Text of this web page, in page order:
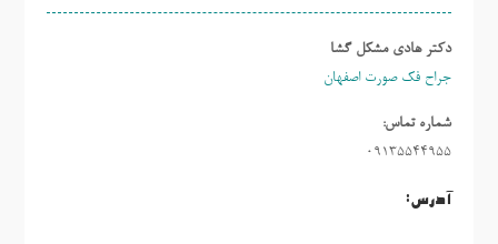
دکتر هادی مشکل گشا
جراح فک صورت اصفهان
شماره تماس:
09135544955
آدرس: